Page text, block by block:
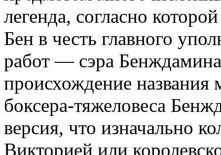
легенда, согласно
Бен в честь главного
работ — сэра
происхождение названия
боксера-тяжеловеса
версия, что изначально
Викторией или